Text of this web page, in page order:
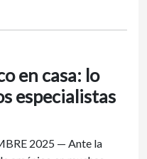
en casa: lo
especialistas
2025 — Ante la